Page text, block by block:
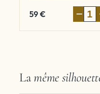
59€ −
Lamême